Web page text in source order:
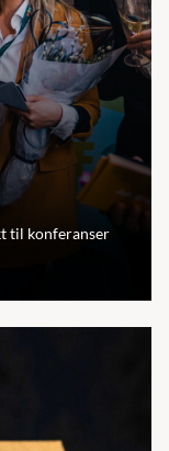
til konferanser